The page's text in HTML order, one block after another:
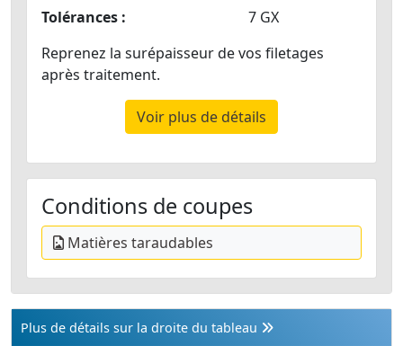
Tolérances :
7 GX
Reprenez la surépaisseur de vos filetages
après traitement.
Voir plus de détails
Conditions de coupes
Matières taraudables
Plus de détails sur la droite du tableau